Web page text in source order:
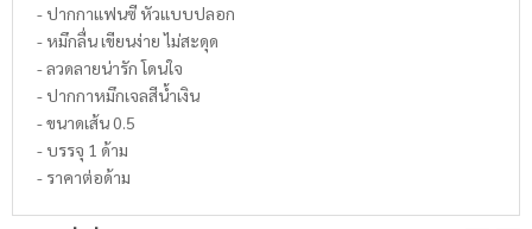
- ปากกาแฟนซี หัวแบบปลอก
- หมึกลื่น เขียนง่าย ไม่สะดุด
- ลวดลายน่ารัก โดนใจ
- ปากกาหมึกเจลสีน้ำเงิน
- ขนาดเส้น 0.5
- บรรจุ 1 ด้าม
- ราคาต่อด้าม